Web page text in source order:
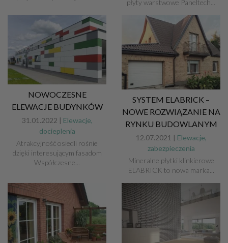
płyty warstwowe Paneltech...
NOWOCZESNE
ELEWACJE BUDYNKÓW
31.01.2022 | Elewacje,
docieplenia
Atrakcyjność osiedli rośnie
dzięki interesującym fasadom
Współczesne...
SYSTEM ELABRICK –
NOWE ROZWIĄZANIE NA
RYNKU BUDOWLANYM
12.07.2021 | Elewacje,
zabezpieczenia
Mineralne płytki klinkierowe
ELABRICK to nowa marka...